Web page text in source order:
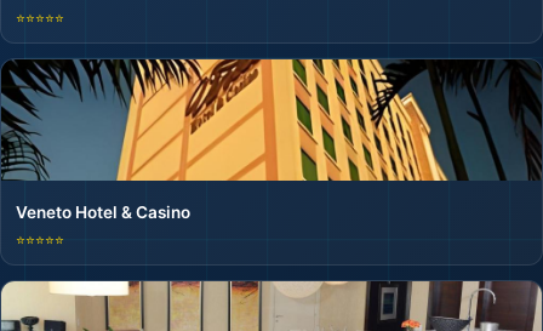
⭐⭐⭐⭐⭐
Veneto Hotel & Casino
⭐⭐⭐⭐⭐